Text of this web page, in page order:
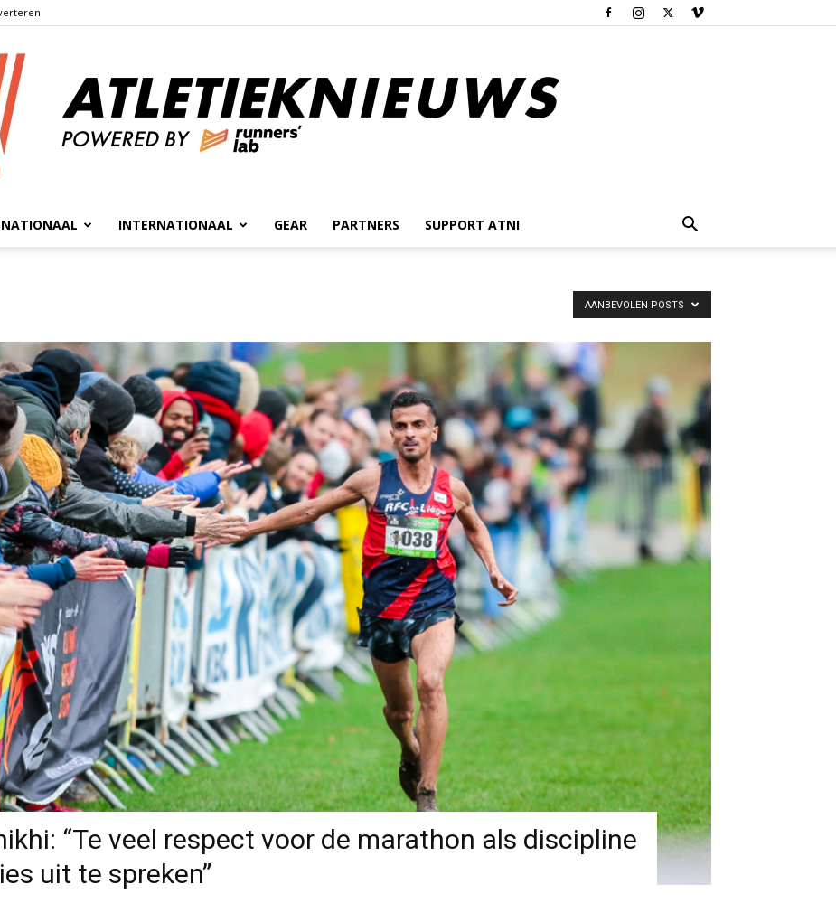
NATIONAAL INTERNATIONAAL GEAR PARTNERS SUPPORT ATNI
AANBEVOLEN POSTS
“Te veel respect voor de marathon als discipline
uit te spreken”